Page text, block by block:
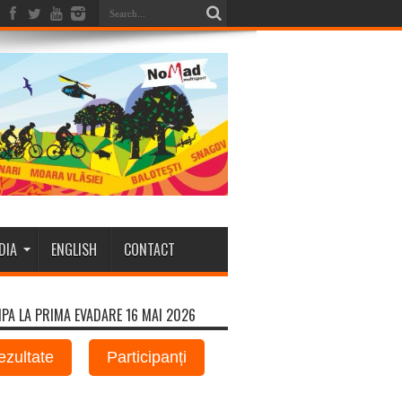
ENGLISH CONTACT
LA PRIMA EVADARE 16 MAI 2026
Participanți